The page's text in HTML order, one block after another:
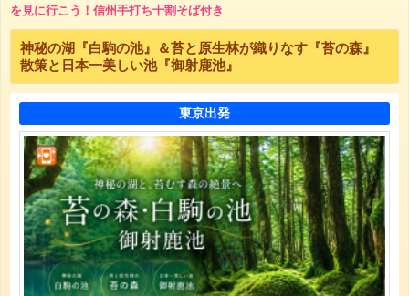
を見に行こう！信州手打ち十割そば付き
神秘の湖『白駒の池』＆苔と原生林が織りなす『苔の森』
散策と日本一美しい池『御射鹿池』
東京出発